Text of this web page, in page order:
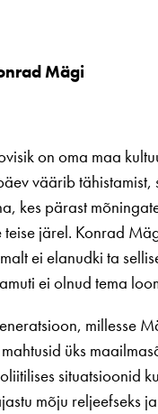
Mägi
on oma maa
väärib
kes pärast
teise järel. Konrad
ei elanudki ta
ei olnud tema
millesse
üks
situatsioonid
mõju reljeefseks